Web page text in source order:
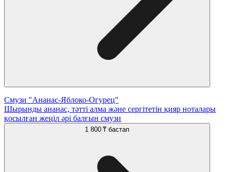
Смузи "Ананас-Яблоко-Огурец"
Шырынды ананас, тәтті алма және сергітетін қияр ноталары
қосылған жеңіл әрі балғын смузи
1 800 ₸ бастап